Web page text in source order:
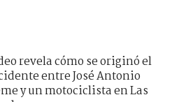
revela cómo se originó el
entre José Antonio
y un motociclista en Las